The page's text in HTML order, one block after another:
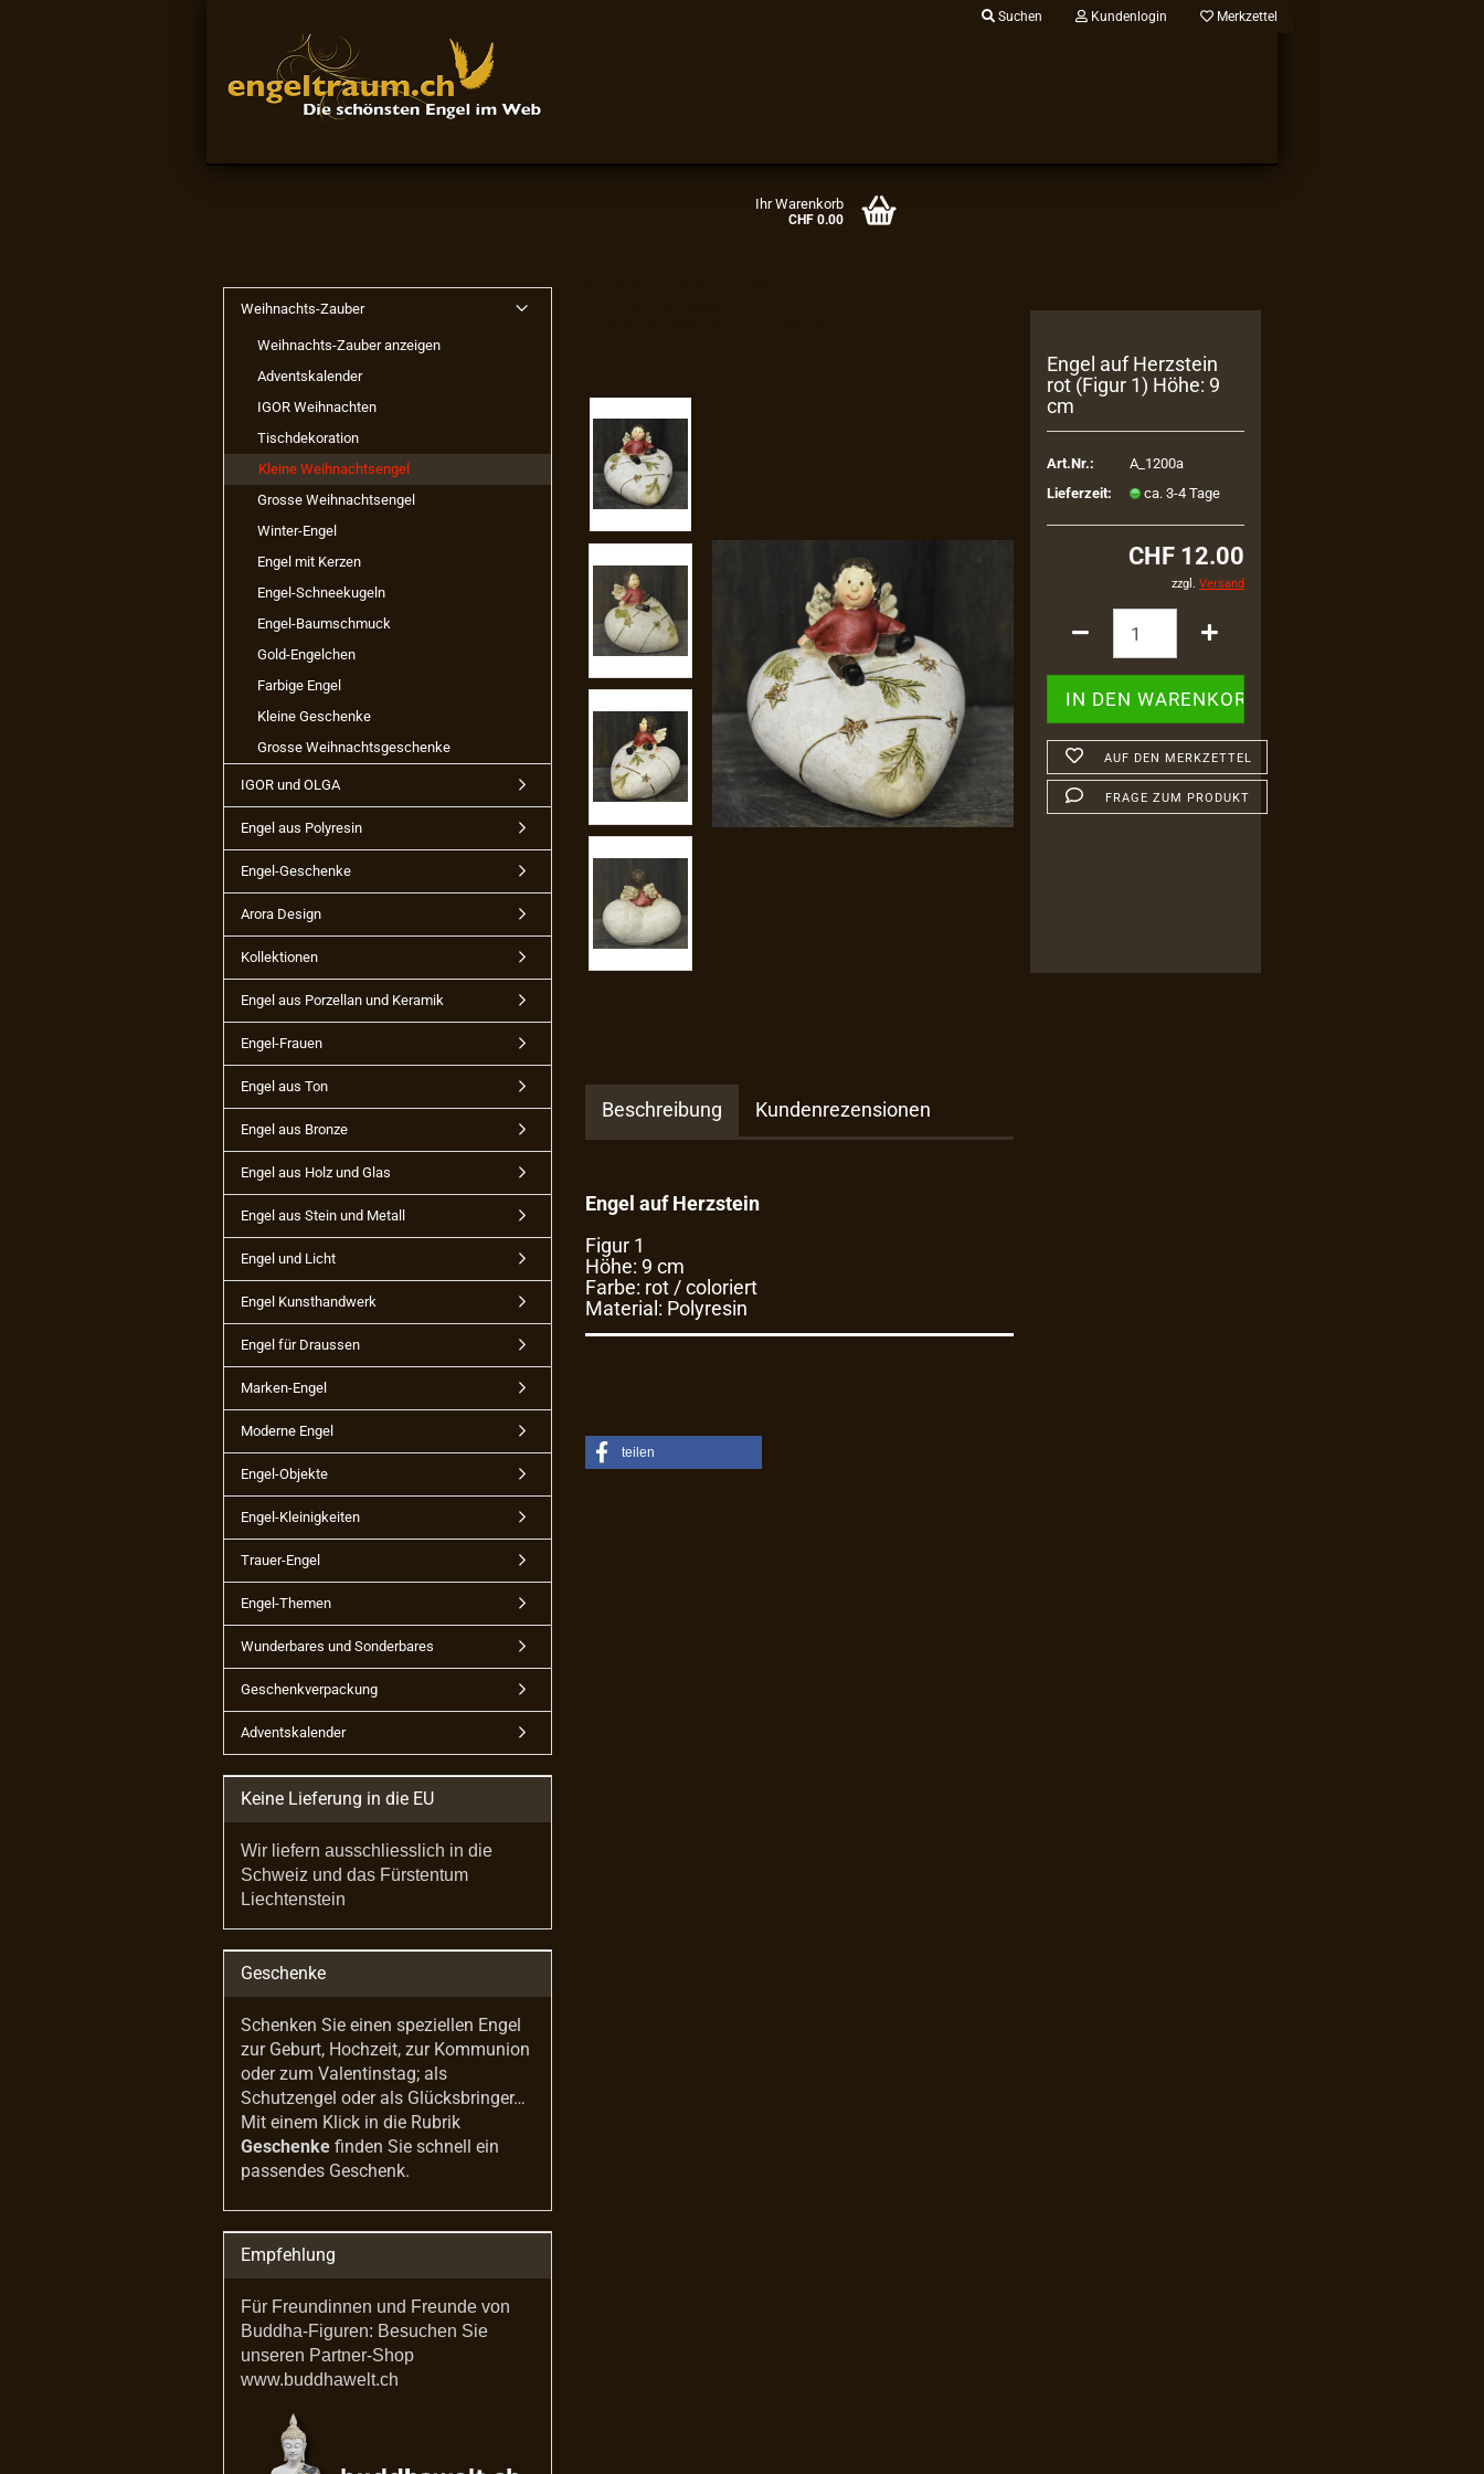
Suchen Kundenlogin Merkzettel
Ihr Warenkorb
CHF 0.00
Engel auf Herz­stein
rot (Figur 1) Höhe: 9
cm
Art.Nr.:
A_1200a
Lieferzeit:
ca. 3-4 Tage
CHF 12.00
zzgl. Versand
AUF DEN MERKZETTEL
FRAGE ZUM PRODUKT
Beschreibung Kundenrezensionen
Engel auf Herzstein
Figur 1
Höhe: 9 cm
Farbe: rot / coloriert
Material: Polyresin
teilen
Weihnachts-Zauber
Weihnachts-Zauber anzeigen
Adventskalender
IGOR Weihnachten
Tischdekoration
Kleine Weihnachtsengel
Grosse Weihnachtsengel
Winter-Engel
Engel mit Kerzen
Engel-Schneekugeln
Engel-Baumschmuck
Gold-Engelchen
Farbige Engel
Kleine Geschenke
Grosse Weihnachtsgeschenke
IGOR und OLGA
Engel aus Polyresin
Engel-Geschenke
Arora Design
Kollektionen
Engel aus Porzellan und Keramik
Engel-Frauen
Engel aus Ton
Engel aus Bronze
Engel aus Holz und Glas
Engel aus Stein und Metall
Engel und Licht
Engel Kunsthandwerk
Engel für Draussen
Marken-Engel
Moderne Engel
Engel-Objekte
Engel-Kleinigkeiten
Trauer-Engel
Engel-Themen
Wunderbares und Sonderbares
Geschenkverpackung
Adventskalender
Keine Lieferung in die EU
Wir liefern ausschliesslich in die
Schweiz und das Fürstentum
Liechtenstein
Geschenke
Schenken Sie einen speziellen Engel
zur Geburt, Hochzeit, zur Kommunion
oder zum Valentinstag; als
Schutzengel oder als Glücksbringer…
Mit einem Klick in die Rubrik
Geschenke finden Sie schnell ein
passendes Geschenk.
Empfehlung
Für Freundinnen und Freunde von
Buddha-Figuren: Besuchen Sie
unseren Partner-Shop
www.buddhawelt.ch